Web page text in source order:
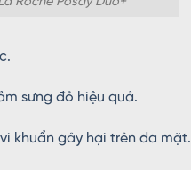
sưng đỏ hiệu quả.
khuẩn gây hại trên da mặt.